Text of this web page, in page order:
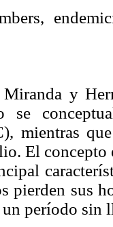
y
se
mientras
El concepto
pierden sus
período sin